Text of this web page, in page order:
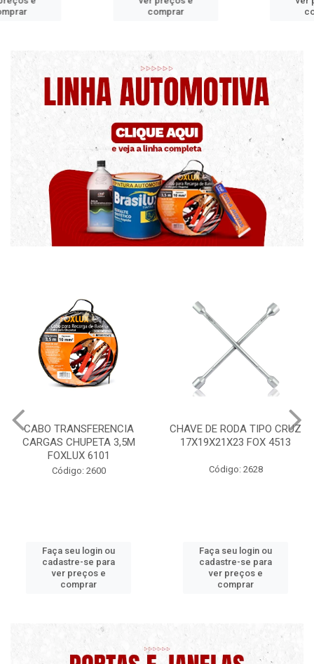
CHAVE DE RODA TIPO CRUZ
17X19X21X23 FOX 4513
Código: 2628
Faça seu login ou
cadastre-se para
ver preços e
comprar
CERA PROFISSIONAL 200G
MAXI RUBBER
Código: 9820 B
Faça seu login ou
cadastre-se para
ver preços e
comprar